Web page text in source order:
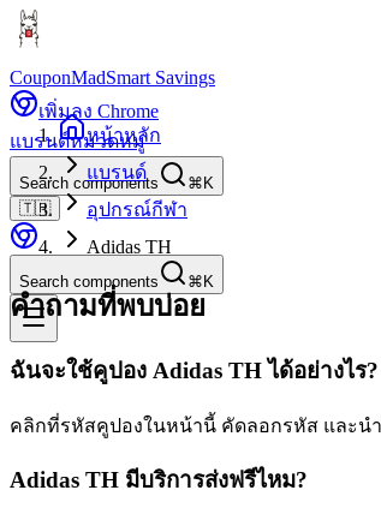
CouponMadSmart Savings
เพิ่มลง Chrome
แบรนด์หมวดหมู่
Search components
⌘K
🇹🇭
Search components ⌘K
หน้าหลัก
แบรนด์
อุปกรณ์กีฬา
Adidas TH
คำถามที่พบบ่อย
ฉันจะใช้คูปอง Adidas TH ได้อย่างไร?
คลิกที่รหัสคูปองในหน้านี้ คัดลอกรหัส และนำ
Adidas TH มีบริการส่งฟรีไหม?